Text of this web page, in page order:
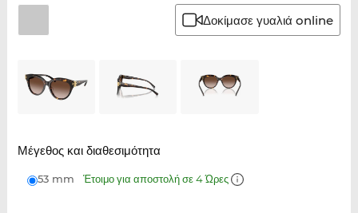
Δοκίμασε γυαλιά online
Μέγεθος και διαθεσιμότητα
53 mm Έτοιμο για αποστολή σε 4 Ώρες